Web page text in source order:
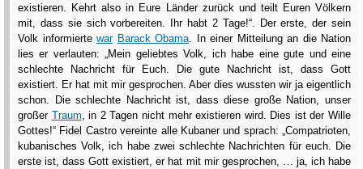
existieren. Kehrt also in Eure Länder zurück und teilt Euren Völkern
mit, dass sie sich vorbereiten. Ihr habt 2 Tage!“. Der erste, der sein
Volk informierte war Barack Obama. In einer Mitteilung an die Nation
lies er verlauten: „Mein geliebtes Volk, ich habe eine gute und eine
schlechte Nachricht für Euch. Die gute Nachricht ist, dass Gott
existiert. Er hat mit mir gesprochen. Aber dies wussten wir ja eigentlich
schon. Die schlechte Nachricht ist, dass diese große Nation, unser
großer Traum, in 2 Tagen nicht mehr existieren wird. Dies ist der Wille
Gottes!“ Fidel Castro vereinte alle Kubaner und sprach: „Compatrioten,
kubanisches Volk, ich habe zwei schlechte Nachrichten für euch. Die
erste ist, dass Gott existiert, er hat mit mir gesprochen, … ja, ich habe